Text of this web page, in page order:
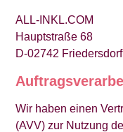
ALL-INKL.COM
Hauptstraße 68
D-02742 Friedersdorf
Wir haben einen
(AVV) zur Nutzung